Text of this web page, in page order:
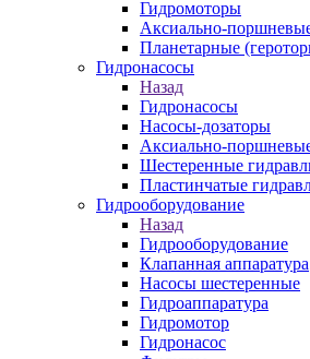
Гидромоторы
Аксиально-
Планетарные
Гидронасосы
Назад
Гидронасосы
Насосы-дозаторы
Аксиально-
Шестеренные
Пластинчатые
Гидрооборудование
Назад
Гидрооборудование
Клапанная аппаратура
Насосы шестеренные
Гидроаппаратура
Гидромотор
Гидронасос